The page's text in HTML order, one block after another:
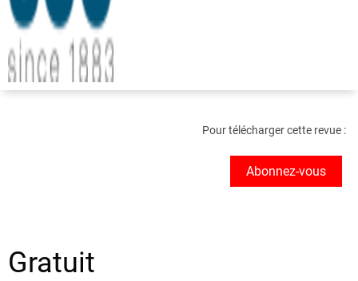
Pour télécharger cette revue :
Abonnez-vous
Gratuit